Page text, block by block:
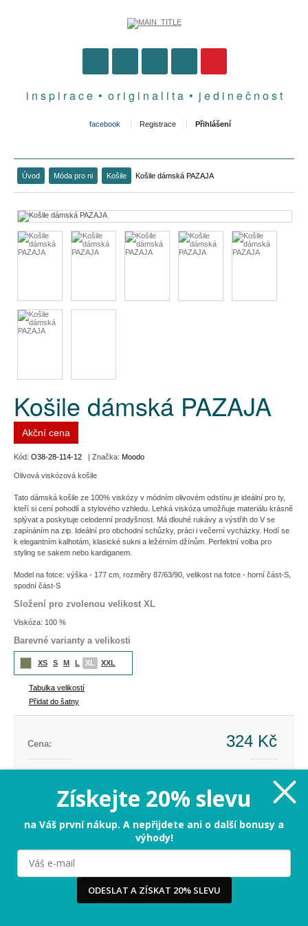
i n s p i r a c e • o r i g i n a l i t a • j e d i n e č n o s t
facebook Registrace Přihlášení
Úvod Móda pro ni Košile Košile dámská PAZAJA
Košile dámská PAZAJA
Akční cena
Kód: O38-28-114-12 | Značka: Moodo
Olivová viskózová košile
Tato dámská košile ze 100% viskózy v módním olivovém odstínu je ideální pro ty,
kteří si cení pohodlí a stylového vzhledu. Lehká viskóza umožňuje materiálu krásně
splývat a poskytuje celodenní prodyšnost. Má dlouhé rukávy a výstřih do V se
zapínáním na zip. Ideální pro obchodní schůzky, práci i večerní vycházky. Hodí se
k elegantním kalhotám, klasické sukni a ležérním džínům. Perfektní volba pro
styling se sakem nebo kardiganem.
Model na fotce: výška - 177 cm, rozměry 87/63/90, velikost na fotce - horní část-S,
spodní část-S
Složení pro zvolenou velikost XL
Viskóza: 100 %
Barevné varianty a velikosti
XS S M L XL XXL
Tabulka velikostí
Přidat do šatny
Cena: 324 Kč
-475 Kč (-59%)
PŘIDAT DO KOŠÍKU
Tabulka velikostí
Milujeme cookies!
Používáme cookies, abychom vám nabídli ten nejlepší
zážitek na našem webu a obsah, který vás opravdu
Získejte 20% slevu
na Váš první nákup. A nepřijdete ani o další bonusy a
výhody!
ODESLAT A ZÍSKAT 20% SLEVU